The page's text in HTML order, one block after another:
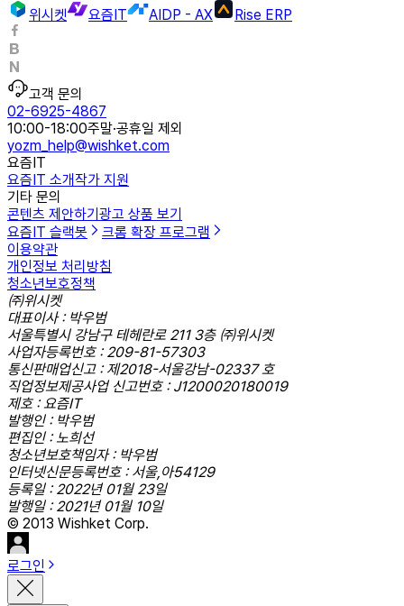
위시켓
요즘IT AIDP - AX Rise ERP
고객 문의
02-6925-4867
10:00-18:00주말·공휴일 제외
yozm_help@wishket.com
요즘IT
요즘IT 소개작가 지원
기타 문의
콘텐츠 제안하기 광고 상품 보기
요즘IT 슬랙봇
크롬 확장 프로그램
이용약관
개인정보 처리방침
청소년보호정책
㈜위시켓
대표이사 : 박우범
서울특별시 강남구 테헤란로 211 3층 ㈜위시켓
사업자등록번호 : 209-81-57303
통신판매업신고 : 제2018-서울강남-02337 호
직업정보제공사업 신고번호 : J1200020180019
제호 : 요즘IT
발행인 : 박우범
편집인 : 노희선
청소년보호책임자 : 박우범
인터넷신문등록번호 : 서울,아54129
등록일 : 2022년 01월 23일
발행일 : 2021년 01월 10일
© 2013 Wishket Corp.
로그인